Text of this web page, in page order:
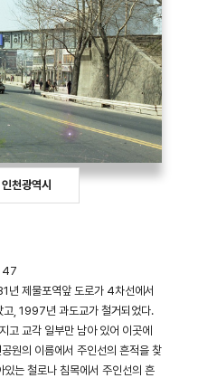
천광역시
제물포역앞 도로가 4차선에서
, 1997년 과도교가 철거되었다.
고 교각 일부만 남아 있어 이곳에
원의 이름에서 주인선의 흔적을 찾
는 철로나 침목에서 주인선의 흔